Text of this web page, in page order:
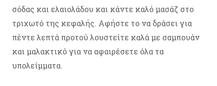
σόδας και ελαιολάδου και κάντε καλό μασάζ στο
τριχωτό της κεφαλής. Αφήστε το να δράσει για
πέντε λεπτά προτού λουστείτε καλά με σαμπουάν
και μαλακτικό για να αφαιρέσετε όλα τα
υπολείμματα.